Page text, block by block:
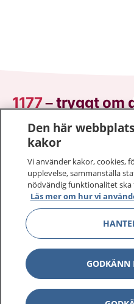
1177–tryggt om
På 1177.se får du råd
sjukdomar och vilka
Logga in för att läsa din
vårdärenden. Ring
sjukvårdsrådgivning
1177 ger dig råd när du
1177 på flera språk
Den här
kakor
Vi använder kakor, cookies,
upplevelse, sammanställa
nödvändig funktionalitet ska
Läs mer om hur vi
GODKÄNN